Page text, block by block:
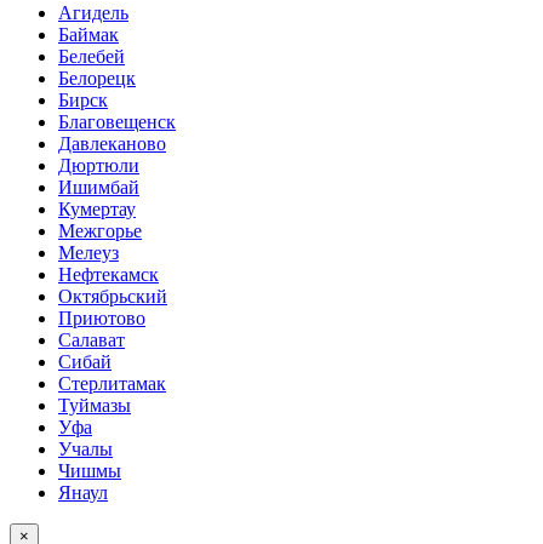
Агидель
Баймак
Белебей
Белорецк
Бирск
Благовещенск
Давлеканово
Дюртюли
Ишимбай
Кумертау
Межгорье
Мелеуз
Нефтекамск
Октябрьский
Приютово
Салават
Сибай
Стерлитамак
Туймазы
Уфа
Учалы
Чишмы
Янаул
×